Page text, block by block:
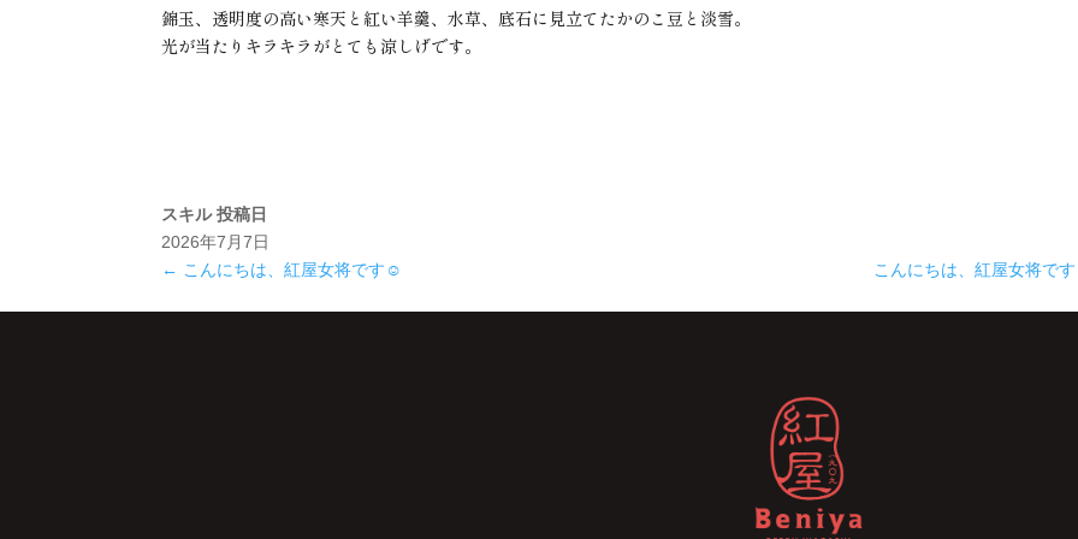
錦玉、透明度の高い寒天と紅い羊羹、水草、底石に見立てたかのこ豆と淡雪。
光が当たりキラキラがとても涼しげです。
スキル 投稿日
2026年7月7日
← こんにちは、紅屋女将です☺️ こんにちは、紅屋女将で